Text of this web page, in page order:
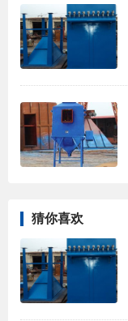
猜你喜欢